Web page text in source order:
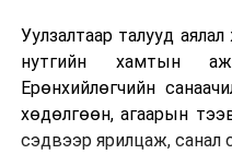
Уулзалтаар талууд
нутгийн хамтын
Ерөнхийлөгчийн
хөдөлгөөн, агаарын
сэдвээр ярилцаж, санал